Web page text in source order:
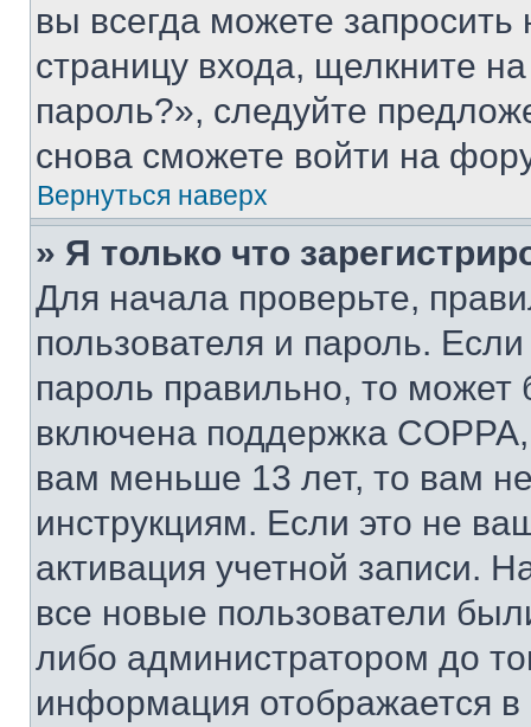
вы всегда можете
страницу входа, щелкните
пароль?», следуйте
снова сможете войти на
Вернуться наверх
» Я только что
Для начала проверьте,
пользователя и пароль.
пароль правильно, то может
включена поддержка
вам меньше 13 лет, то вам
инструкциям. Если это не
активация учетной записи.
все новые пользователи
либо администратором до
информация отображается